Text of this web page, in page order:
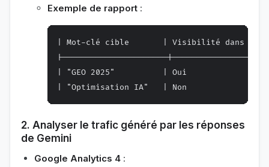
Exemple de rapport :
| Mot-clé cible       | Visibilité dans
|----------------------
| "GEO 2025"          | Oui
2. Analyser le trafic généré par les réponses
de Gemini
Google Analytics 4 :